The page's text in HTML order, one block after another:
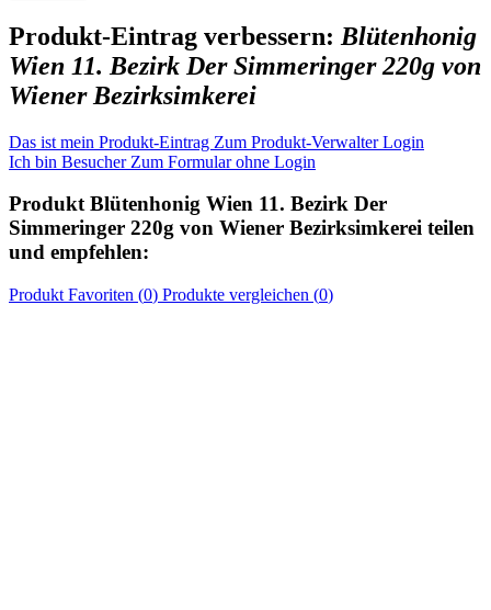
Produkt-Eintrag verbessern: Blütenhonig
Wien 11. Bezirk Der Simmeringer 220g von
Wiener Bezirksimkerei
Das ist mein Produkt-Eintrag Zum Produkt-Verwalter Login
Ich bin Besucher Zum Formular ohne Login
ProduktBlütenhonig Wien 11. Bezirk Der
Simmeringer 220g von Wiener Bezirksimkerei teilen
und empfehlen:
Produkt Favoriten (0) Produkte vergleichen (0)